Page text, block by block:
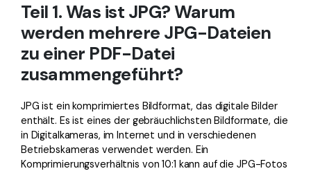
Teil 1. Was ist JPG? Warum
werden mehrere JPG-Dateien
zu einer PDF-Datei
zusammengeführt?
JPG ist ein komprimiertes Bildformat, das digitale Bilder
enthält. Es ist eines der gebräuchlichsten Bildformate, die
in Digitalkameras, im Internet und in verschiedenen
Betriebskameras verwendet werden. Ein
Komprimierungsverhältnis von 10:1 kann auf die JPG-Fotos